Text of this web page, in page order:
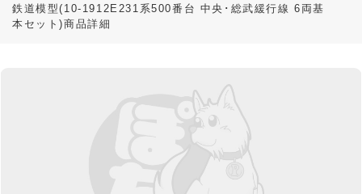
鉄道模型(10-1912E231系500番台 中央･総武緩行線 6両基
本セット)商品詳細